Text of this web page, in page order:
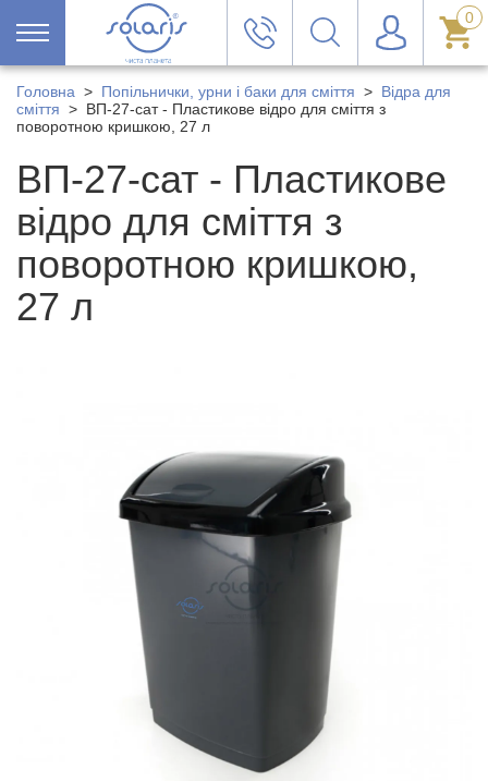
0
Головна > Попільнички, урни і баки для сміття > Відра для
сміття > ВП-27-сат - Пластикове відро для сміття з
поворотною кришкою, 27 л
ВП-27-сат - Пластикове
відро для сміття з
поворотною кришкою,
27 л